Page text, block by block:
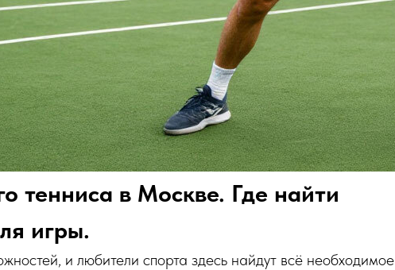
тенниса в Москве. Где найти
игры.
и любители спорта здесь найдут всё необходимое